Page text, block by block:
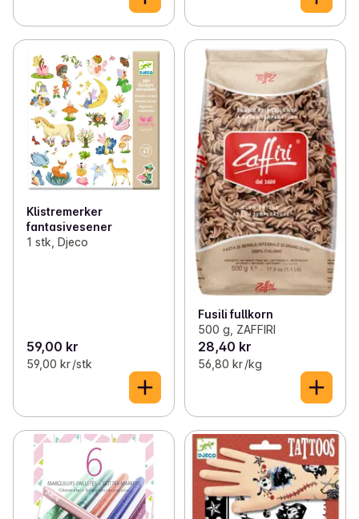
Klistremerker
fantasivesener
1 stk, Djeco
59,00 kr
59,00 kr /stk
Fusili fullkorn
500 g, ZAFFIRI
28,40 kr
56,80 kr /kg